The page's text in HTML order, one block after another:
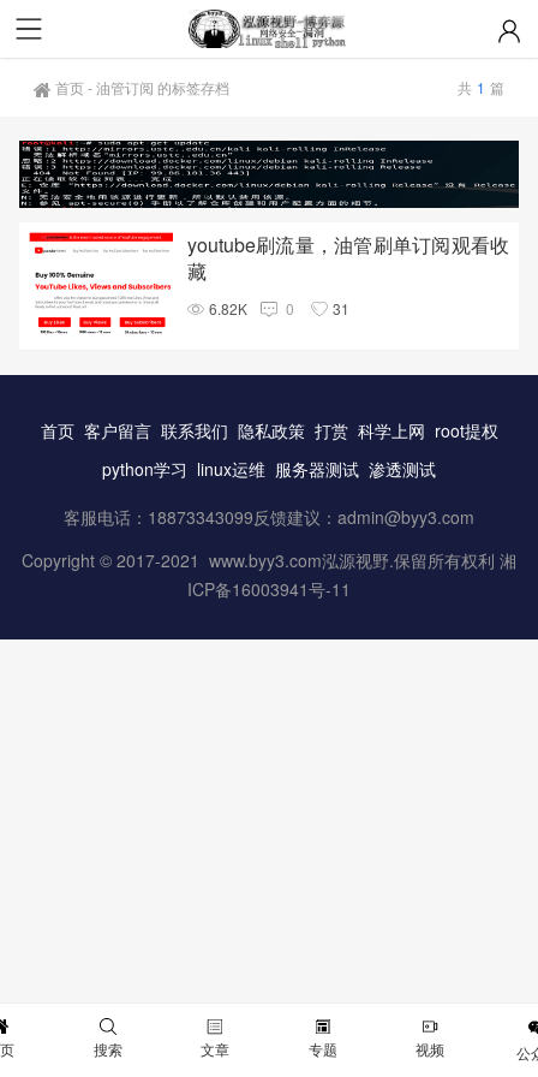
首页-油管订阅 的标签存档 共 1 篇
youtube刷流量，油管刷单订阅观看收
藏
6.82K 0 31
首页 客户留言 联系我们 隐私政策 打赏 科学上网 root提权
python学习 linux运维 服务器测试 渗透测试
客服电话：18873343099反馈建议： admin@byy3.com
Copyright © 2017-2021 www.byy3.com泓源视野.保留所有权利 湘
ICP备16003941号-11
搜索 文章 专题 视频 公